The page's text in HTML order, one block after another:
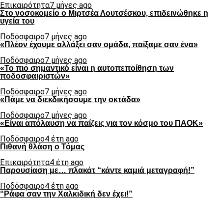
Επικαιρότητα7 μήνες ago
Στο νοσοκομείο ο Μιρτσέα Λουτσέσκου, επιδεινώθηκε η
υγεία του
Ποδόσφαιρο7 μήνες ago
«Πλέον έχουμε αλλάξει σαν ομάδα, παίξαμε σαν ένα»
Ποδόσφαιρο7 μήνες ago
«Το πιο σημαντικό είναι η αυτοπεποίθηση των
ποδοσφαιριστών»
Ποδόσφαιρο7 μήνες ago
«Πάμε να διεκδικήσουμε την οκτάδα»
Ποδόσφαιρο7 μήνες ago
«Είναι απόλαυση να παίζεις για τον κόσμο του ΠΑΟΚ»
Ποδόσφαιρο4 έτη ago
Πιθανή θλάση ο Τόμας
Επικαιρότητα4 έτη ago
Παρουσίαση με… πλακάτ “κάντε καμιά μεταγραφή!”
Ποδόσφαιρο4 έτη ago
“Ράφα σαν την Χαλκιδική δεν έχει!”